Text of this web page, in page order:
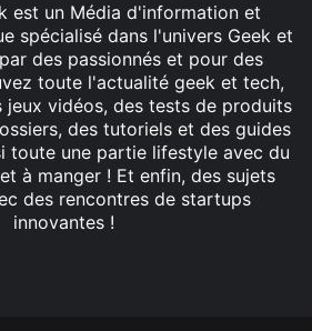
est un Média d'information et
spécialisé dans l'univers Geek et
des passionnés et pour des
toute l'actualité geek et tech,
jeux vidéos, des tests de produits
des tutoriels et des guides
toute une partie lifestyle avec du
à manger ! Et enfin, des sujets
des rencontres de startups
innovantes !